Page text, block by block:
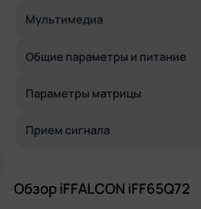
Мультимедиа
Общие параметры и питание
Параметры матрицы
Прием сигнала
Обзор iFFALCON iFF65Q72